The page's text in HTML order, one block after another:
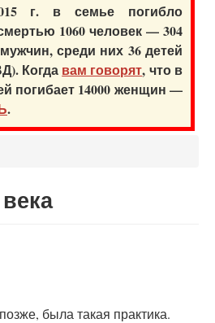
г. в семье погибло
1060 человек — 304
среди них 36 детей
Когда вам говорят, что в
погибает 14000 женщин —
.
была такая практика.